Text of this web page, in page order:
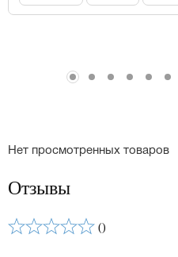
Нет просмотренных товаров
Отзывы
()